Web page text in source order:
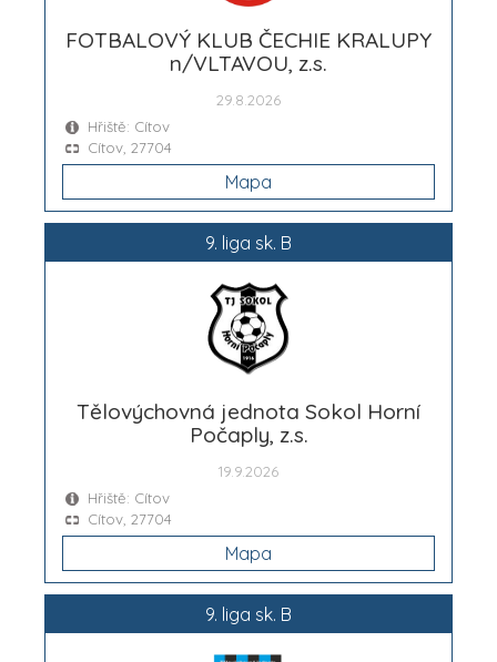
FOTBALOVÝ KLUB ČECHIE KRALUPY
n/VLTAVOU, z.s.
29.8.2026
Hřiště: Cítov
Cítov, 27704
Mapa
9. liga sk. B
Tělovýchovná jednota Sokol Horní
Počaply, z.s.
19.9.2026
Hřiště: Cítov
Cítov, 27704
Mapa
9. liga sk. B